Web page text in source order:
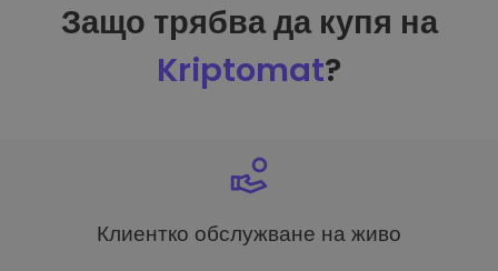
Защо трябва да купя на
Kriptomat?
Клиентко обслужване на живо